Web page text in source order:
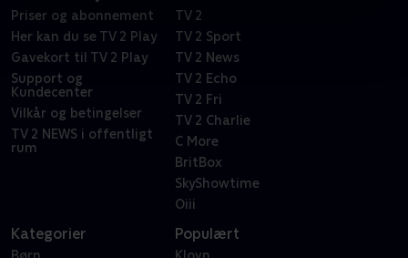
Priser og abonnement
Her kan du se TV 2 Play
Gavekort til TV 2 Play
Support og
Kundecenter
Vilkår og betingelser
TV 2 NEWS i offentligt
rum
TV 2
TV 2 Sport
TV 2 News
TV 2 Echo
TV 2 Fri
TV 2 Charlie
C More
BritBox
SkyShowtime
Oiii
Kategorier Populært